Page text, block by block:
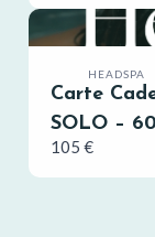
HEADSPA
Carte
SOLO –
105 €